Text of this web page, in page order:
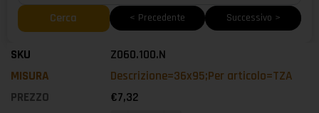
Cerca < Precedente Successivo >
Z060.100.N
Descrizione=36x95;Per articolo=TZA
€7,32